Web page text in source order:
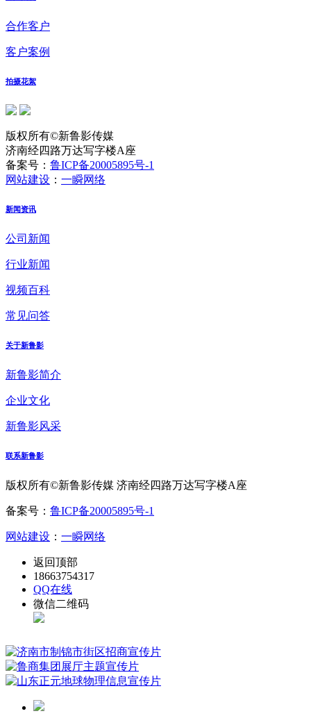
合作客户
客户案例
拍摄花絮
版权所有©新鲁影传媒
济南经四路万达写字楼A座
备案号： 鲁ICP备20005895号-1
网站建设 ： 一瞬网络
新闻资讯
公司新闻
行业新闻
视频百科
常见问答
关于新鲁影
新鲁影简介
企业文化
新鲁影风采
联系新鲁影
版权所有©新鲁影传媒 济南经四路万达写字楼A座
备案号： 鲁ICP备20005895号-1
网站建设 ： 一瞬网络
返回顶部
18663754317
QQ在线
微信二维码